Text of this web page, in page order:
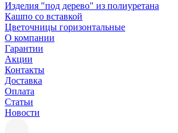
Изделия "под дерево" из полиуретана
Кашпо со вставкой
Цветочницы горизонтальные
О компании
Гарантии
Акции
Контакты
Доставка
Оплата
Статьи
Новости